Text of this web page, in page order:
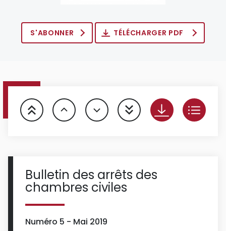
S'ABONNER TÉLÉCHARGER PDF
Bulletin des arrêts des
chambres civiles
Numéro 5 - Mai 2019